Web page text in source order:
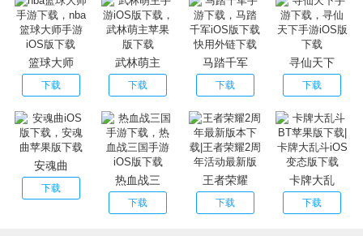
强大的解码能力，让您可以免费观看所有漫画!
流春芳神社网址应用特色：
1、资源分类查询，快速搜寻到你想要的漫画资源;
2、里番屋拥有海量资源实现搜索查询效果，各类经典里番一
触即达;
3、提供资源推荐功能，与平台小伙伴一起分享好资源;
4、个人主页能够进行各项设置，打造你的私人专属服务客户
端。
流春芳神社网址使用说明：
热泪祝贺神社的盛大内测，请大家对神社献上一句最诚挚的
篮球大师
下载
武林萌主
下载
马踏千军
下载
寻仙天下
下载
安魂曲
下载
热血战三
下载
王者荣耀
下载
卡牌大乱
下载